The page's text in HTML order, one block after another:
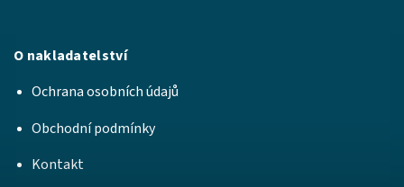
O nakladatelství
Ochrana osobních údajů
Obchodní podmínky
Kontakt